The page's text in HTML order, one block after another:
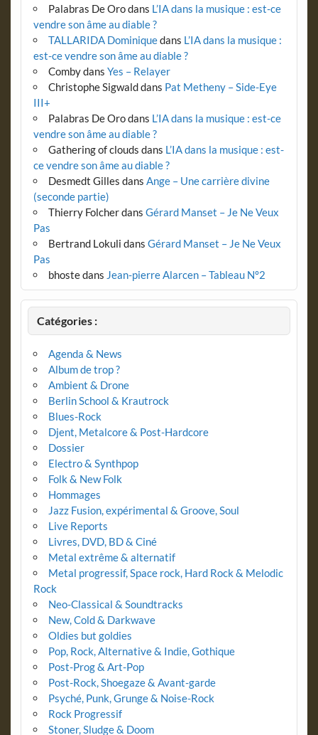
Palabras De Orodans L’IA dans la musique : est-ce
vendre son âme au diable ?
TALLARIDA Dominiquedans L’IA dans la musique :
est-ce vendre son âme au diable ?
Combydans Yes – Relayer
Christophe Sigwalddans Pat Metheny – Side-Eye
III+
Palabras De Orodans L’IA dans la musique : est-ce
vendre son âme au diable ?
Gathering of clouds dans L’IA dans la musique : est-
ce vendre son âme au diable ?
Desmedt Gilles dans Ange – Une carrière divine
(seconde partie)
Thierry Folcherdans Gérard Manset – Je Ne Veux
Pas
Bertrand Lokuli dans Gérard Manset – Je Ne Veux
Pas
bhostedans Jean-pierre Alarcen – Tableau N°2
Catégories :
Agenda & News
Album de trop ?
Ambient & Drone
Berlin School & Krautrock
Blues-Rock
Djent, Metalcore & Post-Hardcore
Dossier
Electro & Synthpop
Folk & New Folk
Hommages
Jazz Fusion, expérimental & Groove, Soul
Live Reports
Livres, DVD, BD & Ciné
Metal extrême & alternatif
Metal progressif, Space rock, Hard Rock & Melodic
Rock
Neo-Classical & Soundtracks
New, Cold & Darkwave
Oldies but goldies
Pop, Rock, Alternative & Indie, Gothique
Post-Prog & Art-Pop
Post-Rock, Shoegaze & Avant-garde
Psyché, Punk, Grunge & Noise-Rock
Rock Progressif
Stoner, Sludge & Doom